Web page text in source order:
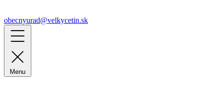
obecnyurad@velkycetin.sk
Menu